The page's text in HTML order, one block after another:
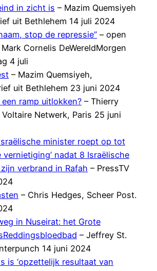
in zicht is – Mazim Quemsiyeh
uit Bethlehem 14 juli 2024
stop de repressie” – open
Cornelis DeWereldMorgen
4 juli
– Mazim Quemsiyeh,
uit Bethlehem 23 juni 2024
een ramp uitlokken? – Thierry
Netwerk, Paris 25 juni
minister roept op tot
vernietiging’ nadat 8 Israëlische
verbrand in Rafah – PressTV
– Chris Hedges, Scheer Post.
in Nuseirat: het Grote
– Jeffrey St.
14 juni 2024
is ‘opzettelijk resultaat van